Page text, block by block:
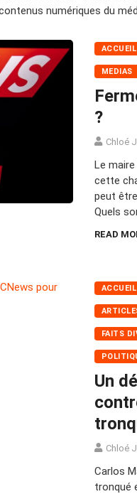
numériques du
ACCUEIL
MEDIAS
?
Chloé
Le
cette
peut
Quels
READ
ACCUEIL
FAITS
Un
Chloé
Carlos
tronqué